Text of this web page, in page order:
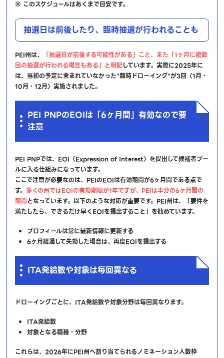
※ このスケジュールはあくまで目安です。
抽選日は前後したり、臨時抽選が行われることも
PEI州は、
「抽選日が前後する可能性がある」こと、また「1ヶ月に複数
回の抽選が行われる場合もある」と明記しています。実際に2025年に
は、当初の予定に含まれていなかった“臨時ドローイング”が3回（1月・
10月・12月）実施されました。
PEI PNPのEOIは「6ヶ月間」有効なので要
注意
PEI PNPでは、EOI（Expression of Interest）を提出して候補者プー
ルに入る仕組みになっています。
ここで注意が必要なのは、PEIのEOIは有効期間が6ヶ月間である点で
す。 多くの州ではEOIの有効期限が1年ですが、PEIは半分の6ヶ月間の
期間となっています。以下のような対応が重要です。PEI州は、「要件を
満たしたら、できるだけ早くEOIを提出すること」を勧めています。
プロフィールは常に最新情報に更新する
6ヶ月経過して失効した場合は、再度EOIを提出する
ITA発給数や対象は毎回異なる
ドローイングごとに、ITA発給数や対象分野は毎回異なります。
ITA発給数
対象となる職種・分野
これらは、2026年にPEI州へ割り当てられるノミネーション人数枠